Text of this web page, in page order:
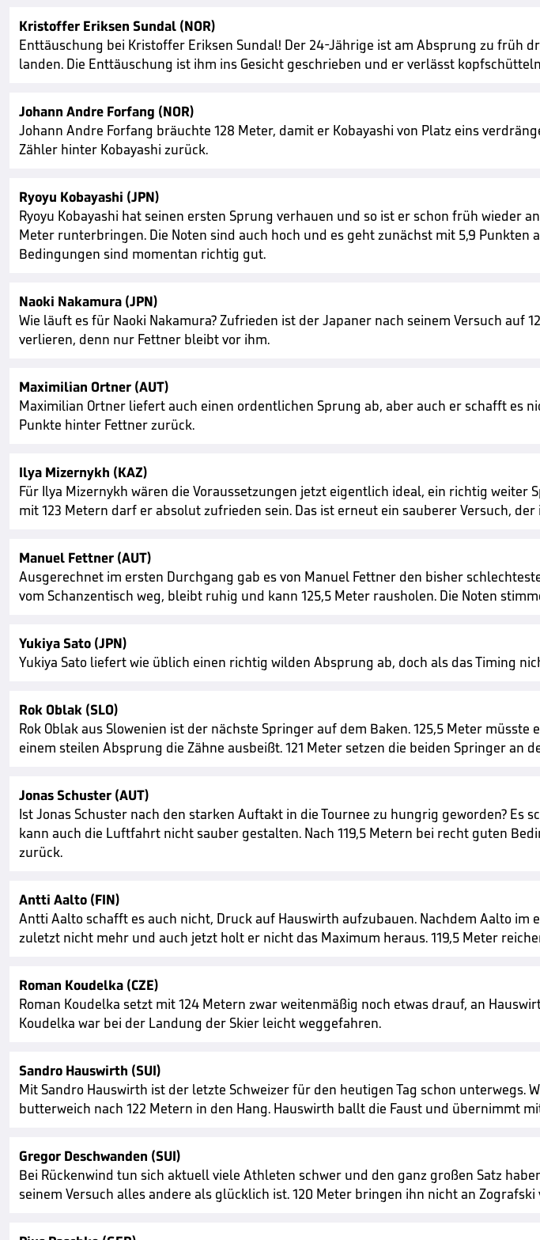
Kristoffer Eriksen Sundal (NOR)
Enttäuschung bei Kristoffer Eriksen Sundal! Der 24-Jährige ist am Absprung zu früh
landen. Die Enttäuschung ist ihm ins Gesicht geschrieben und er verlässt
Johann Andre Forfang (NOR)
Johann Andre Forfang bräuchte 128 Meter, damit er Kobayashi von Platz eins
Zähler hinter Kobayashi zurück.
Ryoyu Kobayashi (JPN)
Ryoyu Kobayashi hat seinen ersten Sprung verhauen und so ist er schon früh wieder
Meter runterbringen. Die Noten sind auch hoch und es geht zunächst mit 5,9
Bedingungen sind momentan richtig gut.
Naoki Nakamura (JPN)
Wie läuft es für Naoki Nakamura? Zufrieden ist der Japaner nach seinem Versuch
verlieren, denn nur Fettner bleibt vor ihm.
Maximilian Ortner (AUT)
Maximilian Ortner liefert auch einen ordentlichen Sprung ab, aber auch er schafft es
Punkte hinter Fettner zurück.
Ilya Mizernykh (KAZ)
Für Ilya Mizernykh wären die Voraussetzungen jetzt eigentlich ideal, ein richtig weiter
mit 123 Metern darf er absolut zufrieden sein. Das ist erneut ein sauberer Versuch,
Manuel Fettner (AUT)
Ausgerechnet im ersten Durchgang gab es von Manuel Fettner den bisher
vom Schanzentisch weg, bleibt ruhig und kann 125,5 Meter rausholen. Die Noten
Yukiya Sato (JPN)
Yukiya Sato liefert wie üblich einen richtig wilden Absprung ab, doch als das Timing
Rok Oblak (SLO)
Rok Oblak aus Slowenien ist der nächste Springer auf dem Baken. 125,5 Meter
einem steilen Absprung die Zähne ausbeißt. 121 Meter setzen die beiden Springer an
Jonas Schuster (AUT)
Ist Jonas Schuster nach den starken Auftakt in die Tournee zu hungrig geworden?
kann auch die Luftfahrt nicht sauber gestalten. Nach 119,5 Metern bei recht guten
zurück.
Antti Aalto (FIN)
Antti Aalto schafft es auch nicht, Druck auf Hauswirth aufzubauen. Nachdem Aalto
zuletzt nicht mehr und auch jetzt holt er nicht das Maximum heraus. 119,5 Meter
Roman Koudelka (CZE)
Roman Koudelka setzt mit 124 Metern zwar weitenmäßig noch etwas drauf, an
Koudelka war bei der Landung der Skier leicht weggefahren.
Sandro Hauswirth (SUI)
Mit Sandro Hauswirth ist der letzte Schweizer für den heutigen Tag schon
butterweich nach 122 Metern in den Hang. Hauswirth ballt die Faust und übernimmt
Gregor Deschwanden (SUI)
Bei Rückenwind tun sich aktuell viele Athleten schwer und den ganz großen Satz
seinem Versuch alles andere als glücklich ist. 120 Meter bringen ihn nicht an Zografski